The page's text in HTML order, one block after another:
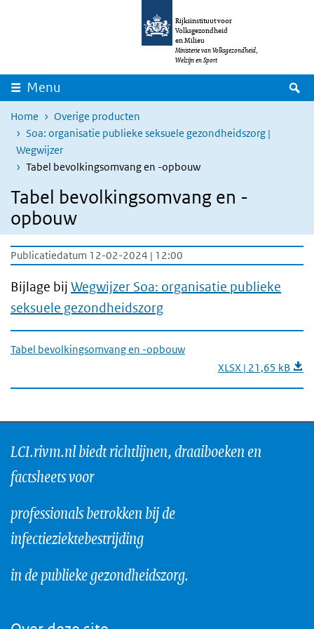
Overslaan en naar de inhoud gaan
Rijksinstituut voor
Volksgezondheid
en Milieu
Ministerie van Volksgezondheid,
Welzijn en Sport
Menu
Home
Overige producten
Soa: organisatie publieke seksuele gezondheidszorg |
Wegwijzer
Tabel bevolkingsomvang en -opbouw
Tabel bevolkingsomvang en -
opbouw
Publicatiedatum 12-02-2024 | 12:00
Bijlage bij Wegwijzer Soa: organisatie publieke
seksuele gezondheidszorg
Tabel bevolkingsomvang en -opbouw
XLSX | 21,65 kB
LCI.rivm.nl biedt richtlijnen, draaiboeken en
factsheets voor
professionals betrokken bij de
infectieziektebestrijding
in de publieke gezondheidszorg.